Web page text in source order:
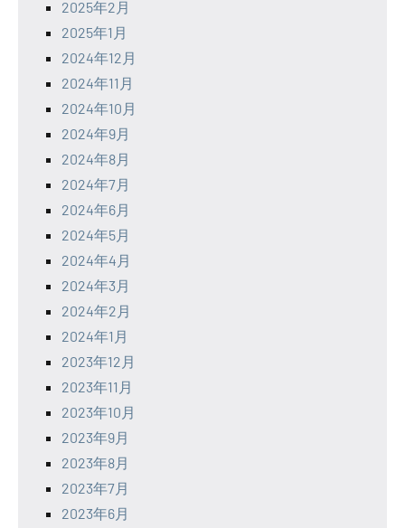
2025年2月
2025年1月
2024年12月
2024年11月
2024年10月
2024年9月
2024年8月
2024年7月
2024年6月
2024年5月
2024年4月
2024年3月
2024年2月
2024年1月
2023年12月
2023年11月
2023年10月
2023年9月
2023年8月
2023年7月
2023年6月